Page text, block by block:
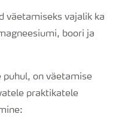
väetamiseks vajalik ka
boori ja
puhul, on väetamise
praktikatele